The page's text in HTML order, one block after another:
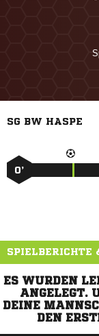
SG BW HASPE
0’
SPIELBERICHTE
ES WURDEN
ANGELEGT.
DEINE
DEN